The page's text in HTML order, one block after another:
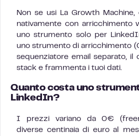
Non se usi La Growth Machine,
nativamente con arricchimento
uno strumento solo per
uno strumento di arricchimento
sequenziatore email separato, il
stack e frammenta i tuoi dati.
Quanto costa uno
LinkedIn?
I prezzi variano da 0€
diverse centinaia di euro al